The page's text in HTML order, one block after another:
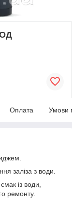
Оплата Умови
заліза з води.
із води,
ремонту.